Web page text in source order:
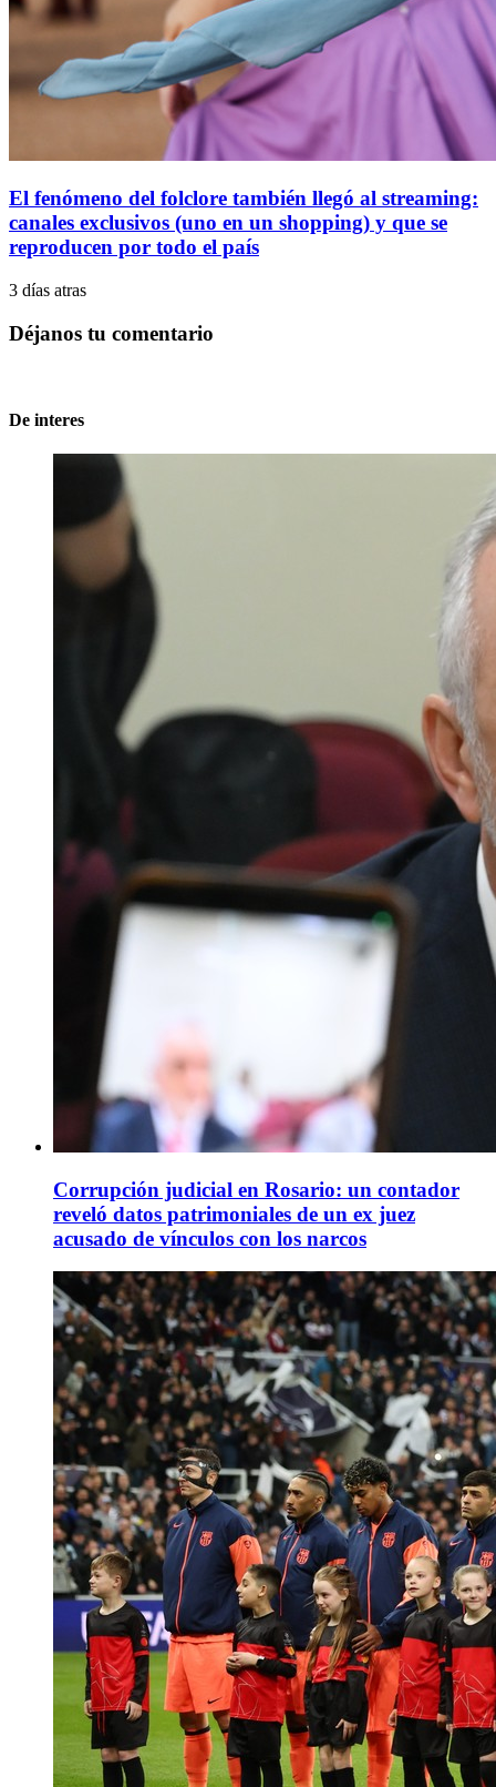
El fenómeno del folclore también llegó al streaming:
canales exclusivos (uno en un shopping) y que se
reproducen por todo el país
3 días atras
Déjanos tu comentario
De interes
Corrupción judicial en Rosario: un contador
reveló datos patrimoniales de un ex juez
acusado de vínculos con los narcos